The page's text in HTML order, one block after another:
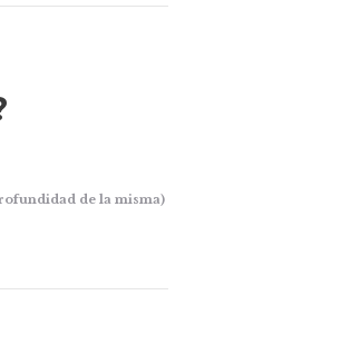
de la misma)